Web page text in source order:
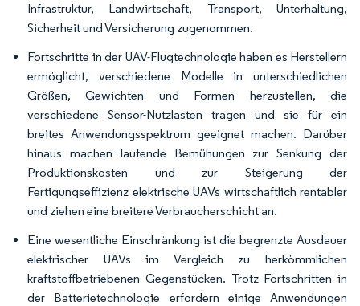
Infrastruktur, Landwirtschaft, Transport, Unterhaltung,
Sicherheit und Versicherung zugenommen.
Fortschritte in der UAV-Flugtechnologie haben es Herstellern
ermöglicht, verschiedene Modelle in unterschiedlichen
Größen, Gewichten und Formen herzustellen, die
verschiedene Sensor-Nutzlasten tragen und sie für ein
breites Anwendungsspektrum geeignet machen. Darüber
hinaus machen laufende Bemühungen zur Senkung der
Produktionskosten und zur Steigerung der
Fertigungseffizienz elektrische UAVs wirtschaftlich rentabler
und ziehen eine breitere Verbraucherschicht an.
Eine wesentliche Einschränkung ist die begrenzte Ausdauer
elektrischer UAVs im Vergleich zu herkömmlichen
kraftstoffbetriebenen Gegenstücken. Trotz Fortschritten in
der Batterietechnologie erfordern einige Anwendungen